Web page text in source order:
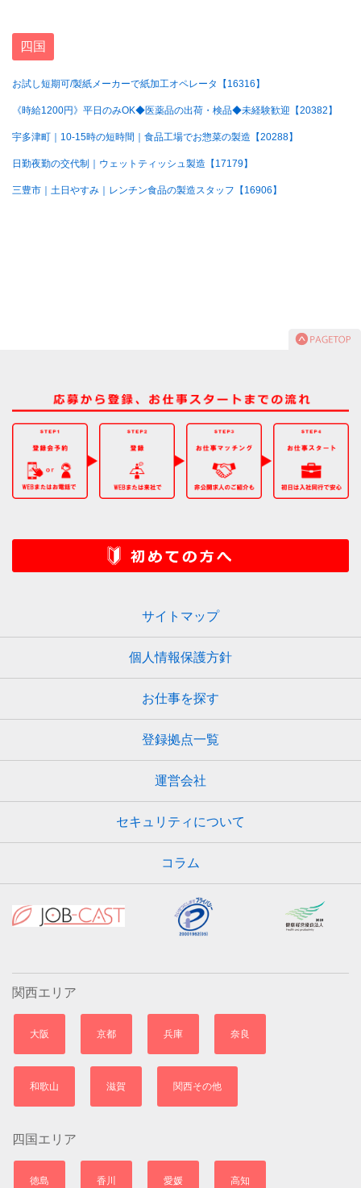
四国
お試し短期可/製紙メーカーで紙加工オペレータ【16316】
《時給1200円》平日のみOK◆医薬品の出荷・検品◆未経験歓迎【20382】
宇多津町｜10-15時の短時間｜食品工場でお惣菜の製造【20288】
日勤夜勤の交代制｜ウェットティッシュ製造【17179】
三豊市｜土日やすみ｜レンチン食品の製造スタッフ【16906】
サイトマップ
個人情報保護方針
お仕事を探す
登録拠点一覧
運営会社
セキュリティについて
コラム
関西エリア
大阪 京都 兵庫 奈良
和歌山 滋賀 関西その他
四国エリア
徳島 香川 愛媛 高知